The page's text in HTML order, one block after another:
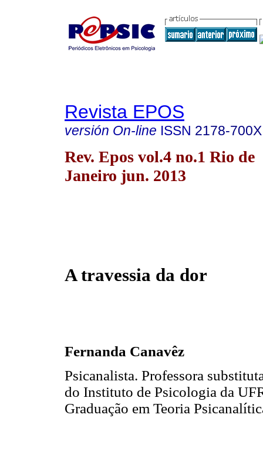
Revista EPOS
versión On-line ISSN 2178-700X
Rev. Epos vol.4 no.1 Rio de
Janeiro jun. 2013
A travessia da dor
Fernanda Canavêz
Psicanalista. Professora
do Instituto de Psicologia da
Graduação em Teoria